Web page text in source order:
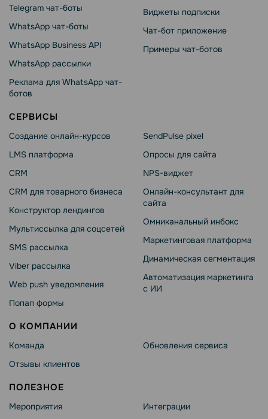
Telegram чат-боты
WhatsApp чат-боты
WhatsApp Business API
WhatsApp рассылки
Реклама для WhatsApp чат-
ботов
Виджеты подписки
Чат-бот приложение
Примеры чат-ботов
СЕРВИСЫ
Создание онлайн-курсов
LMS платформа
CRM
CRM для товарного бизнеса
Конструктор лендингов
Мультиссылка для соцсетей
SMS рассылка
Viber рассылка
Web push уведомления
Попап формы
SendPulse pixel
Опросы для сайта
NPS-виджет
Онлайн-консультант для
сайта
Омниканальный инбокс
Маркетинговая платформа
Динамическая сегментация
Автоматизация маркетинга
с ИИ
О КОМПАНИИ
Команда
Отзывы клиентов
Обновления сервиса
ПОЛЕЗНОЕ
Мероприятия
Интеграции